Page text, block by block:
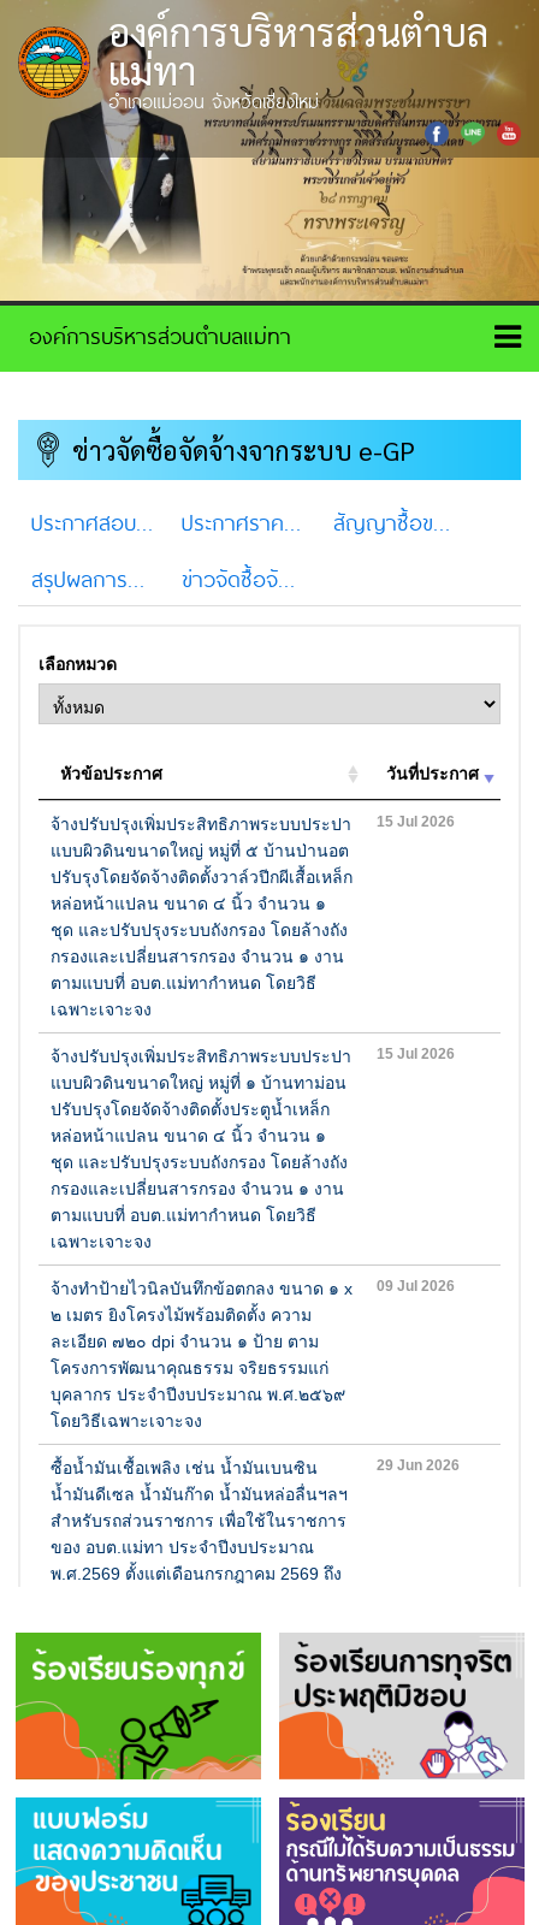
องค์การบริหารส่วนตำบล
แม่ทา
อำเภอแม่ออน จังหวัดเชียงใหม่
ข่าวจัดซื้อจัดจ้างจากระบบ e-GP
ประกาศสอบราคา/ประกวดราคา ประกาศราคากลาง
สัญญาซื้อขายและสัญญาจ้าง
สรุปผลการจัดซื้อจัดจ้าง
ข่าวจัดซื้อจัดจ้างจากระบบ e-GP